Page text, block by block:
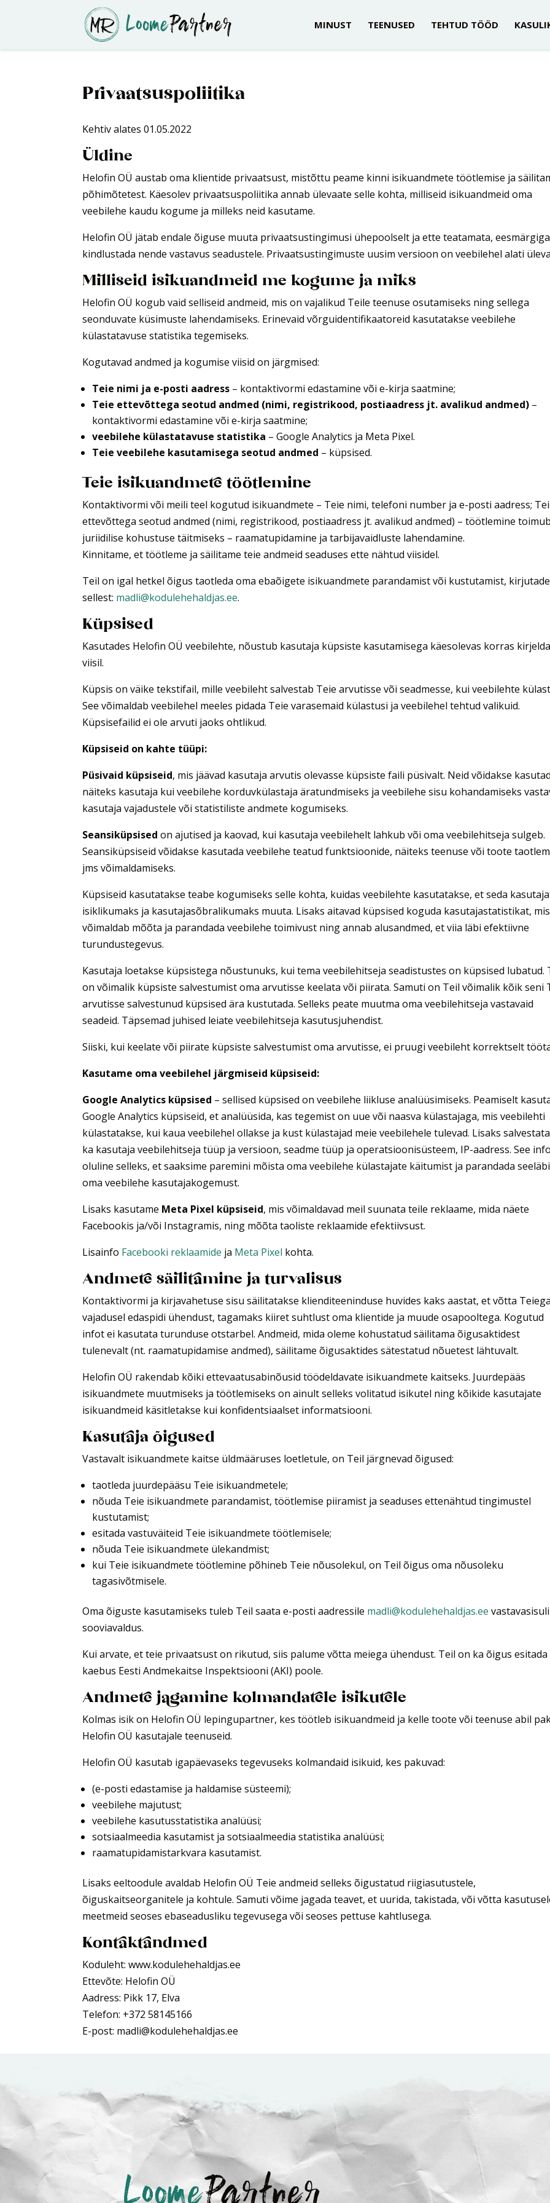
MINUST TEENUSED TEHTUD TÖÖD
Privaatsuspoliitika
Kehtiv alates 01.05.2022
Üldine
Helofin OÜ austab oma klientide privaatsust, mistõttu peame kinni isikuandmete töötlemise ja
põhimõtetest. Käesolev privaatsuspoliitika annab ülevaate selle kohta, milliseid isikuandmeid oma
veebilehe kaudu kogume ja milleks neid kasutame.
Helofin OÜ jätab endale õiguse muuta privaatsustingimusi ühepoolselt ja ette teatamata, eesmärgiga
kindlustada nende vastavus seadustele. Privaatsustingimuste uusim versioon on veebilehel alati
Milliseid isikuandmeid me kogume ja miks
Helofin OÜ kogub vaid selliseid andmeid, mis on vajalikud Teile teenuse osutamiseks ning sellega
seonduvate küsimuste lahendamiseks. Erinevaid võrguidentifikaatoreid kasutatakse veebilehe
külastatavuse statistika tegemiseks.
Kogutavad andmed ja kogumise viisid on järgmised:
Teie nimi ja e-posti aadress – kontaktivormi edastamine või e-kirja saatmine;
Teie ettevõttega seotud andmed (nimi, registrikood, postiaadress jt. avalikud andmed) –
kontaktivormi edastamine või e-kirja saatmine;
veebilehe külastatavuse statistika – Google Analytics ja Meta Pixel.
Teie veebilehe kasutamisega seotud andmed – küpsised.
Teie isikuandmete töötlemine
Kontaktivormi või meili teel kogutud isikuandmete – Teie nimi, telefoni number ja e-posti aadress;
ettevõttega seotud andmed (nimi, registrikood, postiaadress jt. avalikud andmed) – töötlemine
juriidilise kohustuse täitmiseks – raamatupidamine ja tarbijavaidluste lahendamine.
Kinnitame, et töötleme ja säilitame teie andmeid seaduses ette nähtud viisidel.
Teil on igal hetkel õigus taotleda oma ebaõigete isikuandmete parandamist või kustutamist,
sellest: madli@kodulehehaldjas.ee.
Küpsised
Kasutades Helofin OÜ veebilehte, nõustub kasutaja küpsiste kasutamisega käesolevas korras
viisil.
Küpsis on väike tekstifail, mille veebileht salvestab Teie arvutisse või seadmesse, kui veebilehte
See võimaldab veebilehel meeles pidada Teie varasemaid külastusi ja veebilehel tehtud valikuid.
Küpsisefailid ei ole arvuti jaoks ohtlikud.
Küpsiseid on kahte tüüpi:
Püsivaid küpsiseid, mis jäävad kasutaja arvutis olevasse küpsiste faili püsivalt. Neid võidakse
näiteks kasutaja kui veebilehe korduvkülastaja äratundmiseks ja veebilehe sisu kohandamiseks
kasutaja vajadustele või statistiliste andmete kogumiseks.
Seansiküpsised on ajutised ja kaovad, kui kasutaja veebilehelt lahkub või oma veebilehitseja sulgeb.
Seansiküpsiseid võidakse kasutada veebilehe teatud funktsioonide, näiteks teenuse või toote
jms võimaldamiseks.
Küpsiseid kasutatakse teabe kogumiseks selle kohta, kuidas veebilehte kasutatakse, et seda
isiklikumaks ja kasutajasõbralikumaks muuta. Lisaks aitavad küpsised koguda kasutajastatistikat, mis
võimaldab mõõta ja parandada veebilehe toimivust ning annab alusandmed, et viia läbi efektiivne
turundustegevus.
Kasutaja loetakse küpsistega nõustunuks, kui tema veebilehitseja seadistustes on küpsised lubatud.
on võimalik küpsiste salvestumist oma arvutisse keelata või piirata. Samuti on Teil võimalik kõik seni
arvutisse salvestunud küpsised ära kustutada. Selleks peate muutma oma veebilehitseja vastavaid
seadeid. Täpsemad juhised leiate veebilehitseja kasutusjuhendist.
Siiski, kui keelate või piirate küpsiste salvestumist oma arvutisse, ei pruugi veebileht korrektselt
Kasutame oma veebilehel järgmiseid küpsiseid:
Google Analytics küpsised – sellised küpsised on veebilehe liikluse analüüsimiseks. Peamiselt
Google Analytics küpsiseid, et analüüsida, kas tegemist on uue või naasva külastajaga, mis veebilehti
külastatakse, kui kaua veebilehel ollakse ja kust külastajad meie veebilehele tulevad. Lisaks
ka kasutaja veebilehitseja tüüp ja versioon, seadme tüüp ja operatsioonisüsteem, IP-aadress. See
oluline selleks, et saaksime paremini mõista oma veebilehe külastajate käitumist ja parandada seeläbi
oma veebilehe kasutajakogemust.
Lisaks kasutame Meta Pixel küpsiseid, mis võimaldavad meil suunata teile reklaame, mida näete
Facebookis ja/või Instagramis, ning mõõta taoliste reklaamide efektiivsust.
Lisainfo Facebooki reklaamide ja Meta Pixel kohta.
Andmete säilitamine ja turvalisus
Kontaktivormi ja kirjavahetuse sisu säilitatakse klienditeeninduse huvides kaks aastat, et võtta
vajadusel edaspidi ühendust, tagamaks kiiret suhtlust oma klientide ja muude osapooltega. Kogutud
infot ei kasutata turunduse otstarbel. Andmeid, mida oleme kohustatud säilitama õigusaktidest
tulenevalt (nt. raamatupidamise andmed), säilitame õigusaktides sätestatud nõuetest lähtuvalt.
Helofin OÜ rakendab kõiki ettevaatusabinõusid töödeldavate isikuandmete kaitseks. Juurdepääs
isikuandmete muutmiseks ja töötlemiseks on ainult selleks volitatud isikutel ning kõikide kasutajate
isikuandmeid käsitletakse kui konfidentsiaalset informatsiooni.
Kasutaja õigused
Vastavalt isikuandmete kaitse üldmääruses loetletule, on Teil järgnevad õigused:
taotleda juurdepääsu Teie isikuandmetele;
nõuda Teie isikuandmete parandamist, töötlemise piiramist ja seaduses ettenähtud tingimustel
kustutamist;
esitada vastuväiteid Teie isikuandmete töötlemisele;
nõuda Teie isikuandmete ülekandmist;
kui Teie isikuandmete töötlemine põhineb Teie nõusolekul, on Teil õigus oma nõusoleku
tagasivõtmisele.
Oma õiguste kasutamiseks tuleb Teil saata e-posti aadressile madli@kodulehehaldjas.ee
sooviavaldus.
Kui arvate, et teie privaatsust on rikutud, siis palume võtta meiega ühendust. Teil on ka õigus esitada
kaebus Eesti Andmekaitse Inspektsiooni (AKI) poole.
Andmete jagamine kolmandatele isikutele
Kolmas isik on Helofin OÜ lepingupartner, kes töötleb isikuandmeid ja kelle toote või teenuse abil
Helofin OÜ kasutajale teenuseid.
Helofin OÜ kasutab igapäevaseks tegevuseks kolmandaid isikuid, kes pakuvad:
(e-posti edastamise ja haldamise süsteemi);
veebilehe majutust;
veebilehe kasutusstatistika analüüsi;
sotsiaalmeedia kasutamist ja sotsiaalmeedia statistika analüüsi;
raamatupidamistarkvara kasutamist.
Lisaks eeltoodule avaldab Helofin OÜ Teie andmeid selleks õigustatud riigiasutustele,
õiguskaitseorganitele ja kohtule. Samuti võime jagada teavet, et uurida, takistada, või võtta
meetmeid seoses ebaseadusliku tegevusega või seoses pettuse kahtlusega.
Kontaktandmed
Koduleht: www.kodulehehaldjas.ee
Ettevõte: Helofin OÜ
Aadress: Pikk 17, Elva
Telefon: +372 58145166
E-post: madli@kodulehehaldjas.ee